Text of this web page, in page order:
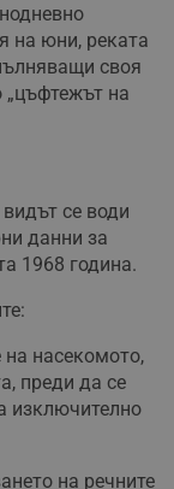
на юни, реката
своя
„цъфтежът на
се води
данни за
1968 година.
насекомото,
преди да се
изключително
на речните